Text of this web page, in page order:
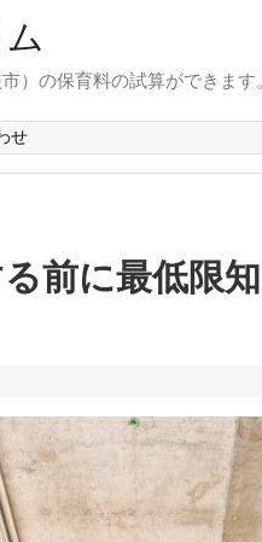
）の保育料の試算ができま
せ
前に最低限